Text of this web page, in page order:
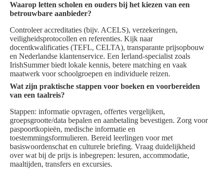
Waarop letten scholen en ouders bij het kiezen van een
betrouwbare aanbieder?
Controleer accreditaties (bijv. ACELS), verzekeringen,
veiligheidsprotocollen en referenties. Kijk naar
docentkwalificaties (TEFL, CELTA), transparante prijsopbouw
en Nederlandse klantenservice. Een Ierland-specialist zoals
IrishSummer biedt lokale kennis, betere matching en vaak
maatwerk voor schoolgroepen en individuele reizen.
Wat zijn praktische stappen voor boeken en voorbereiden
van een taalreis?
Stappen: informatie opvragen, offertes vergelijken,
groepsgrootte/data bepalen en aanbetaling bevestigen. Zorg voor
paspoortkopieën, medische informatie en
toestemmingsformulieren. Bereid leerlingen voor met
basiswoordenschat en culturele briefing. Vraag duidelijkheid
over wat bij de prijs is inbegrepen: lesuren, accommodatie,
maaltijden, transfers en excursies.